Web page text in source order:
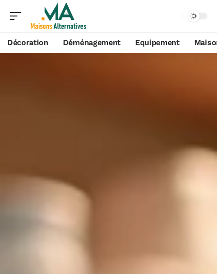
Décoration Déménagement Equipement